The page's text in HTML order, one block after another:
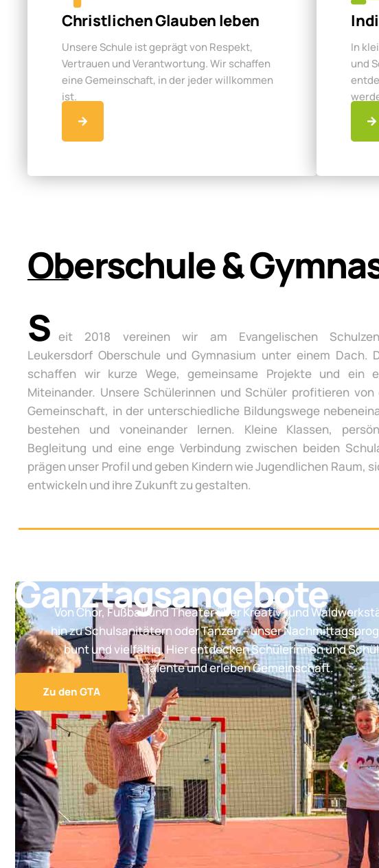
Christlichen Glauben leben
Unsere Schule ist geprägt von Respekt,
Vertrauen und Verantwortung. Wir schaffen
eine Gemeinschaft, in der jeder willkommen
ist.
In
und
Oberschule &
S eit 2018 vereinen wir am Evangelischen
Leukersdorf Oberschule und Gymnasium unter einem Dach.
schaffen wir kurze Wege, gemeinsame Projekte und ein
Miteinander. Unsere Schülerinnen und Schüler profitieren von
Gemeinschaft, in der unterschiedliche Bildungswege
bestehen und voneinander lernen. Kleine Klassen,
Begleitung und eine enge Verbindung zwischen beiden
prägen unser Profil und geben Kindern wie Jugendlichen Raum,
entwickeln und ihre Zukunft zu gestalten.
Ganztagsangebote
Von Chor, Fußball und Theater über Kreativ- und
hin zu Schulsanitätern oder Tanzen – unser
bunt und vielfältig. Hier entdecken Schülerinnen und
Talente und erleben Gemeinschaft.
Zu den GTA